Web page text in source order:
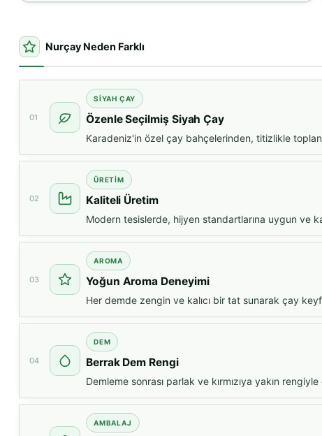
Nurçay Neden Farklı
01
SIYAH ÇAY
Özenle Seçilmiş Siyah Çay
Karadeniz'in özel çay bahçelerinden, titizlikle
02
ÜRETIM
Kaliteli Üretim
Modern tesislerde, hijyen standartlarına uygun ve
03
AROMA
Yoğun Aroma Deneyimi
Her demde zengin ve kalıcı bir tat sunarak çay
04
DEM
Berrak Dem Rengi
Demleme sonrası parlak ve kırmızıya yakın
AMBALAJ